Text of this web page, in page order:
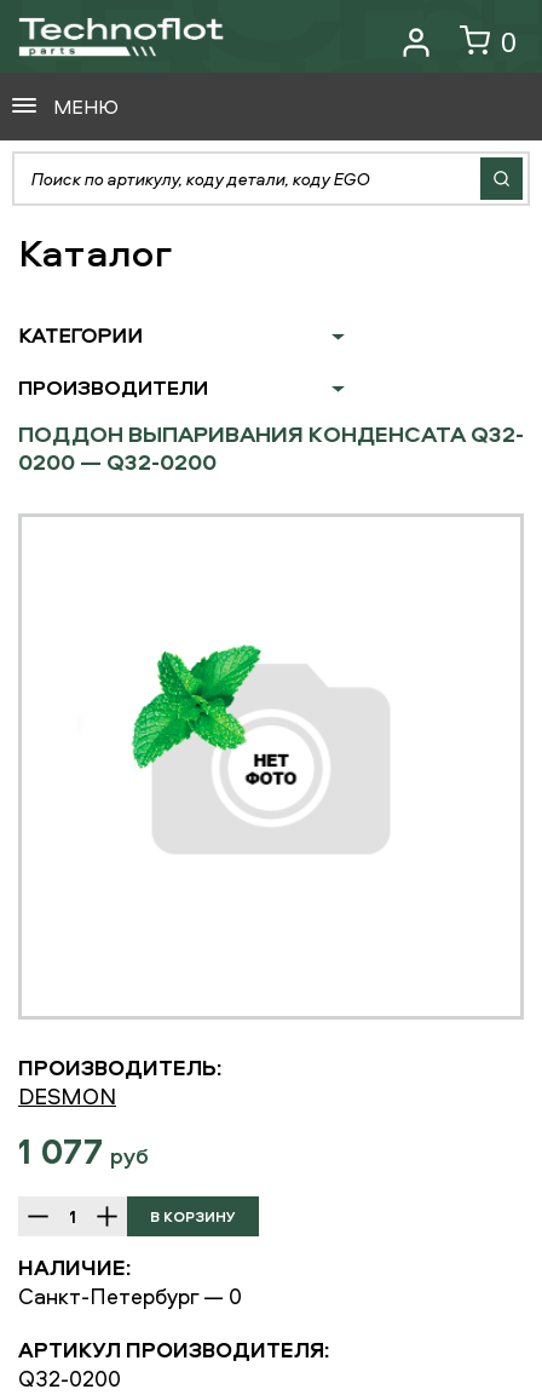
0
МЕНЮ
Каталог
КАТЕГОРИИ
ПРОИЗВОДИТЕЛИ
ПОДДОН ВЫПАРИВАНИЯ КОНДЕНСАТА Q32-
0200 — Q32-0200
ПРОИЗВОДИТЕЛЬ:
DESMON
1 077 руб
НАЛИЧИЕ:
Санкт-Петербург — 0
АРТИКУЛ ПРОИЗВОДИТЕЛЯ:
Q32-0200